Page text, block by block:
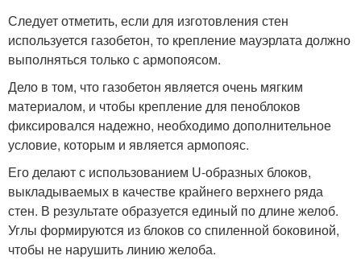
Следует отметить, если для изготовления стен
используется газобетон, то крепление мауэрлата должно
выполняться только с армопоясом.
Дело в том, что газобетон является очень мягким
материалом, и чтобы крепление для пеноблоков
фиксировался надежно, необходимо дополнительное
условие, которым и является армопояс.
Его делают с использованием U-образных блоков,
выкладываемых в качестве крайнего верхнего ряда
стен. В результате образуется единый по длине желоб.
Углы формируются из блоков со спиленной боковиной,
чтобы не нарушить линию желоба.